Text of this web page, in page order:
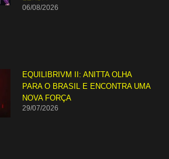
06/08/2026
EQUILIBRIVM II: ANITTA OLHA
PARA O BRASIL E ENCONTRA UMA
NOVA FORÇA
29/07/2026